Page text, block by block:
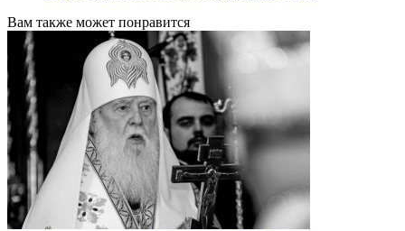
Вам также может понравится